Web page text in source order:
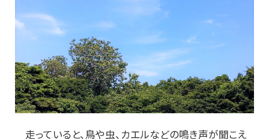
走っていると、鳥や虫、カエルなどの鳴き声が聞こえ